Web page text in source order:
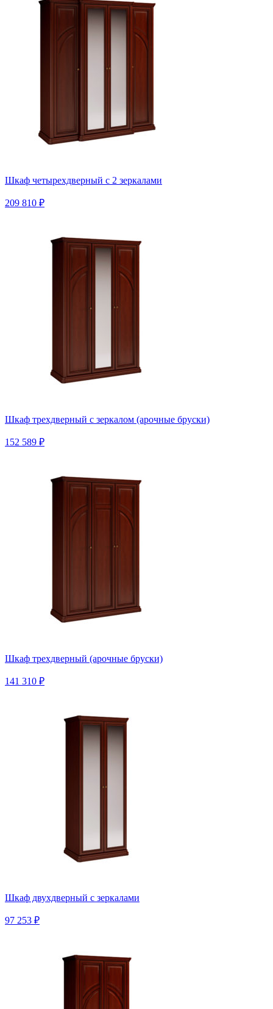
Шкаф четырехдверный с 2 зеркалами
209 810 ₽
Шкаф трехдверный с зеркалом (арочные бруски)
152 589 ₽
Шкаф трехдверный (арочные бруски)
141 310 ₽
Шкаф двухдверный с зеркалами
97 253 ₽